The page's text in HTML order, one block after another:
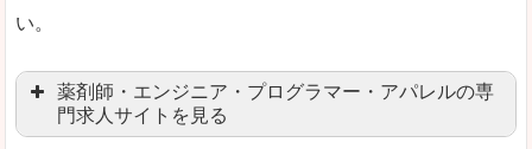
検索人気キーワードの上位が「40代」「50代」
い。
薬剤師・エンジニア・プログラマー・アパレルの専
門求人サイトを見る